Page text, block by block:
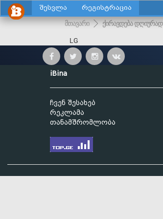
შესვლა რეგისტრაცია
მთავარი ქირავდება დღიურად
LG
iBina
ჩვენ შესახებ
რეკლამა
თანამშრომლობა